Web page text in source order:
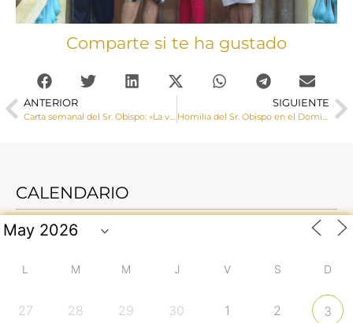
Comparte si te ha gustado
ANTERIOR
Carta semanal del Sr. Obispo: «La verdad no es arrogante y se conjuga necesariamente con la caridad».
SIGUIENTE
Homilía del Sr. Obispo en el Domingo XV del tiempo ordinario
CALENDARIO
L M M J V S D
27 28 29 30 1 2 3